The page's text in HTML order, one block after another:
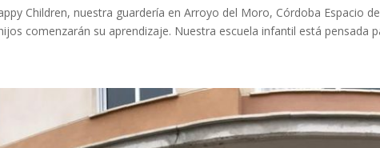
Children, nuestra guardería en Arroyo del Moro, Córdoba Espacio
comenzarán su aprendizaje. Nuestra escuela infantil está pensada